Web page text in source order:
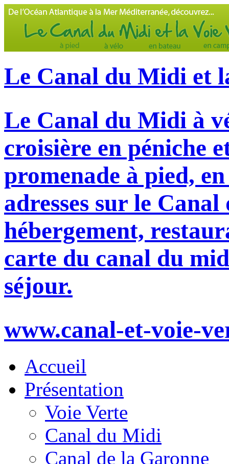
Le Canal du Midi et
Le Canal du Midi à
croisière en péniche
promenade à pied,
adresses sur le
hébergement,
carte du canal du
séjour.
www.canal-et-voie-
Accueil
Présentation
Voie Verte
Canal du Midi
Canal de la Garonne